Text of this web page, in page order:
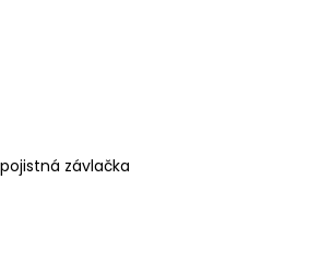
závlačka